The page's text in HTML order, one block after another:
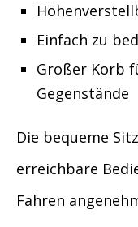
Einfach zu
Großer Korb
Gegenstände
Die bequeme
erreichbare
Fahren